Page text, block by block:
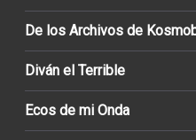
De los Archivos de
Diván el Terrible
Ecos de mi Onda